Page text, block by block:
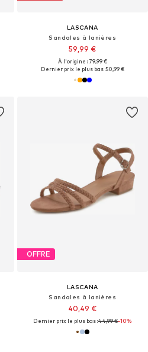
LASCANA
Sandales à lanières
59,99 €
À l'origine : 79,99 €
Dernier prix le plus bas :50,99 €
OFFRE
LASCANA
Sandales à lanières
40,49 €
Dernier prix le plus bas :44,99 €-10%